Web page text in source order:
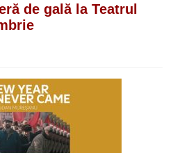
de gală la Teatrul